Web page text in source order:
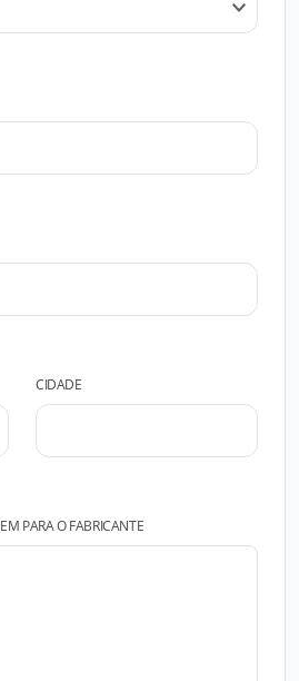
CIDADE
PARA O FABRICANTE